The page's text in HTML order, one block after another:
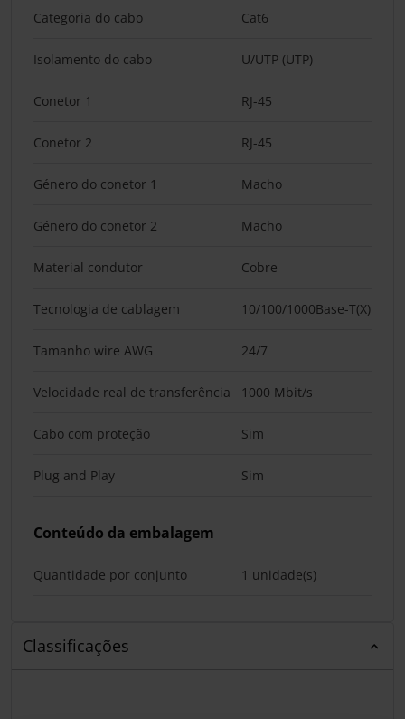
Categoria do cabo Cat6
Isolamento do cabo U/UTP (UTP)
Conetor 1 RJ-45
Conetor 2 RJ-45
Género do conetor 1 Macho
Género do conetor 2 Macho
Material condutor Cobre
Tecnologia de cablagem 10/100/1000Base-T(X)
Tamanho wire AWG 24/7
Velocidade real de transferência 1000 Mbit/s
Cabo com proteção Sim
Plug and Play Sim
Conteúdo da embalagem
Quantidade por conjunto 1 unidade(s)
Classificações